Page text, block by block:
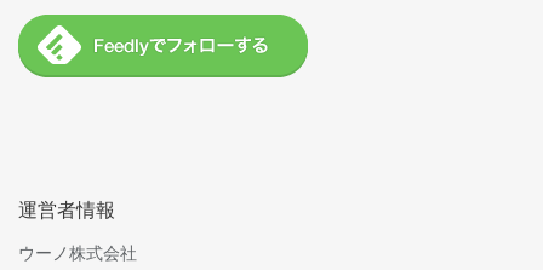
運営者情報
ウーノ株式会社